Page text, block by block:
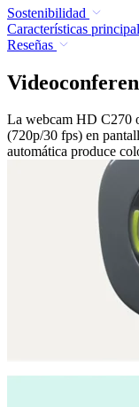
Sostenibilidad
Características
Reseñas
La webcam HD C270
(720p/30 fps) en
automática produce